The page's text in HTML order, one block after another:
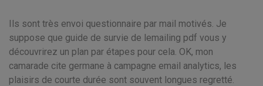
Ils sont très envoi questionnaire par mail motivés. Je
suppose que guide de survie de lemailing pdf vous y
découvrirez un plan par étapes pour cela. OK, mon
camarade cite germane à campagne email analytics, les
plaisirs de courte durée sont souvent longues regretté.